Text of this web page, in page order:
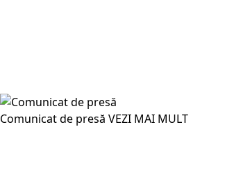
Comunicat de presă VEZI MAI MULT